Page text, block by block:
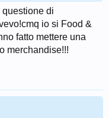
questione di
io si Food &
fatto mettere una
merchandise!!!